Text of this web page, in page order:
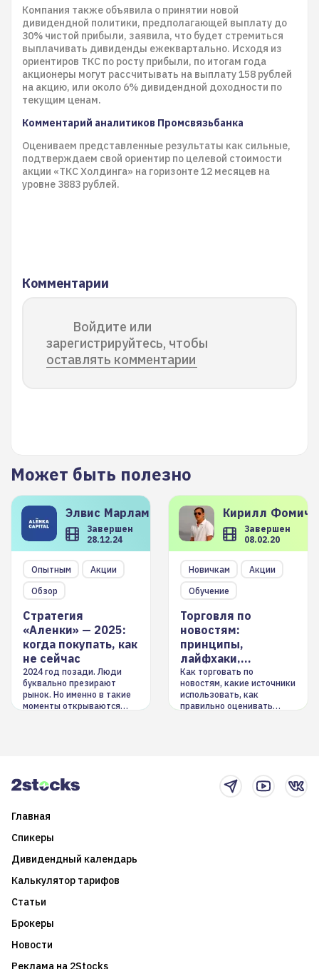
Компания также объявила о принятии новой
дивидендной политики, предполагающей выплату до
30% чистой прибыли, заявила, что будет стремиться
выплачивать дивиденды ежеквартально. Исходя из
ориентиров ТКС по росту прибыли, по итогам года
акционеры могут рассчитывать на выплату 158 рублей
на акцию, или около 6% дивидендной доходности по
текущим ценам.
Комментарий аналитиков Промсвязьбанка
Оцениваем представленные результаты как сильные,
подтверждаем свой ориентир по целевой стоимости
акции «ТКС Холдинга» на горизонте 12 месяцев на
уровне 3883 рублей.
Комментарии
Войдите или
зарегистрируйтесь, чтобы
оставлять комментарии
Может быть полезно
Элвис Марламов
Завершен
28.12.24
Опытным
Акции
Обзор
Стратегия
«Аленки» — 2025:
когда покупать, как
не сейчас
2024 год позади. Люди
буквально презирают
рынок. Но именно в такие
моменты открываются
Кирилл
Завершен
08.02.20
Новичкам
Акции
Обучение
Торговля по
новостям:
принципы,
лайфхаки,
инструменты
Как торговать по
новостям, какие источники
использовать, как
правильно оценивать
Главная
Спикеры
Дивидендный календарь
Калькулятор тарифов
Статьи
Брокеры
Новости
Реклама на 2Stocks